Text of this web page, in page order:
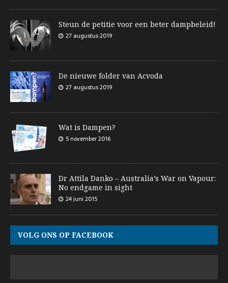
Steun de petitie voor een beter dampbeleid!
27 augustus 2019
De nieuwe folder van Acvoda
27 augustus 2019
Wat is Dampen?
5 november 2016
Dr Attila Danko – Australia’s War on Vapour:
No endgame in sight
24 juni 2015
VOLG ONS OP FACEBOOK